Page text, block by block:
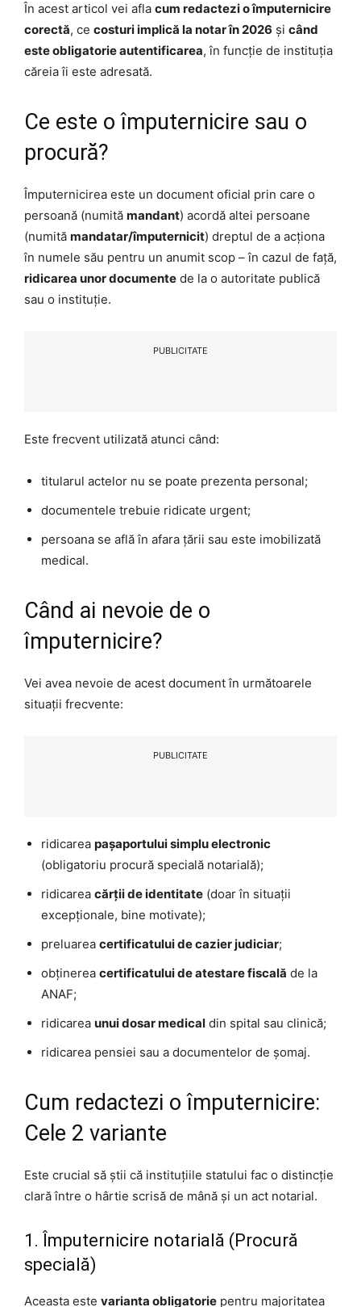
În acest articol vei afla cum redactezi o împuternicire
corectă, ce costuri implică la notar în 2026 și când
este obligatorie autentificarea, în funcție de instituția
căreia îi este adresată.
Ce este o împuternicire sau o
procură?
Împuternicirea este un document oficial prin care o
persoană (numită mandant) acordă altei persoane
(numită mandatar/împuternicit) dreptul de a acționa
în numele său pentru un anumit scop – în cazul de față,
ridicarea unor documente de la o autoritate publică
sau o instituție.
PUBLICITATE
Este frecvent utilizată atunci când:
titularul actelor nu se poate prezenta personal;
documentele trebuie ridicate urgent;
persoana se află în afara țării sau este imobilizată
medical.
Când ai nevoie de o
împuternicire?
Vei avea nevoie de acest document în următoarele
situații frecvente:
PUBLICITATE
ridicarea pașaportului simplu electronic
(obligatoriu procură specială notarială);
ridicarea cărții de identitate (doar în situații
excepționale, bine motivate);
preluarea certificatului de cazier judiciar;
obținerea certificatului de atestare fiscală de la
ANAF;
ridicarea unui dosar medical din spital sau clinică;
ridicarea pensiei sau a documentelor de șomaj.
Cum redactezi o împuternicire:
Cele 2 variante
Este crucial să știi că instituțiile statului fac o distincție
clară între o hârtie scrisă de mână și un act notarial.
1. Împuternicire notarială (Procură
specială)
Aceasta este varianta obligatorie pentru majoritatea